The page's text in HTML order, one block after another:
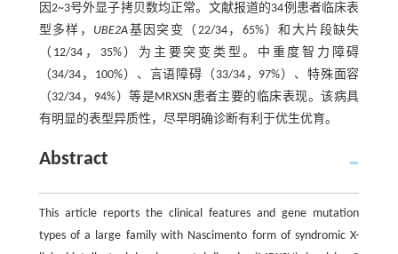
因2~3号外显子拷贝数均正常。文献报道的34例患者临床表
型多样， UBE2A基因突变（22/34，65%）和大片段缺失
（12/34，35%）为主要突变类型。中重度智力障碍
（34/34，100%）、言语障碍（33/34，97%）、特殊面容
（32/34，94%）等是MRXSN患者主要的临床表现。该病具
有明显的表型异质性，尽早明确诊断有利于优生优育。
Abstract
This article reports the clinical features and gene mutation
types of a large family with Nascimento form of syndromic X-